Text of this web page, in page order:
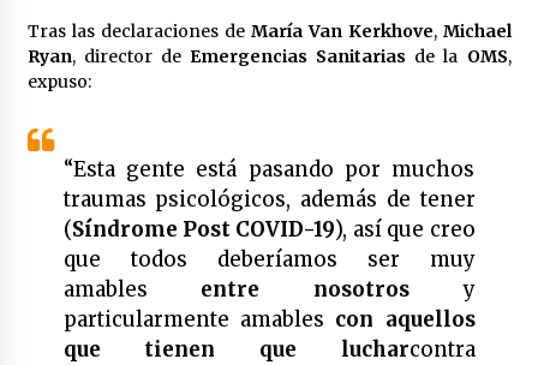
Tras las declaraciones de María Van Kerkhove, Michael
Ryan, director de Emergencias Sanitarias de la OMS,
expuso:
“Esta gente está pasando por muchos
traumas psicológicos, además de tener
(Síndrome Post COVID-19), así que creo
que todos deberíamos ser muy
amables entre nosotrosy
particularmente amables con aquellos
que tienen que lucharcontra